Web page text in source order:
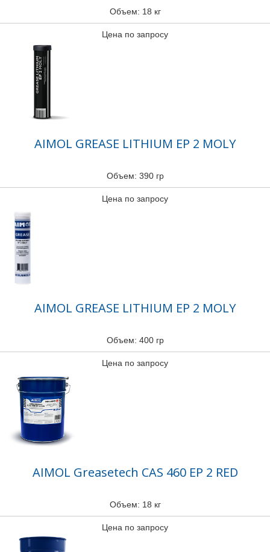
Объем: 18 кг
Цена по запросу
AIMOL GREASE LITHIUM EP 2 MOLY
Объем: 390 гр
Цена по запросу
AIMOL GREASE LITHIUM EP 2 MOLY
Объем: 400 гр
Цена по запросу
AIMOL Greasetech CAS 460 EP 2 RED
Объем: 18 кг
Цена по запросу